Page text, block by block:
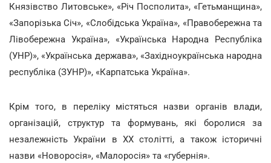
Князівство Литовське», «Річ Посполита», «Гетьманщина»,
«Запорізька Січ», «Слобідська Україна», «Правобережна та
Лівобережна Україна», «Українська Народна Республіка
(УНР)», «Українська держава», «Західноукраїнська народна
республіка (ЗУНР)», «Карпатська Україна».
Крім того, в переліку містяться назви органів влади,
організацій, структур та формувань, які боролися за
незалежність України в XX столітті, а також історичні
назви «Новоросія», «Малоросія» та «губернія».